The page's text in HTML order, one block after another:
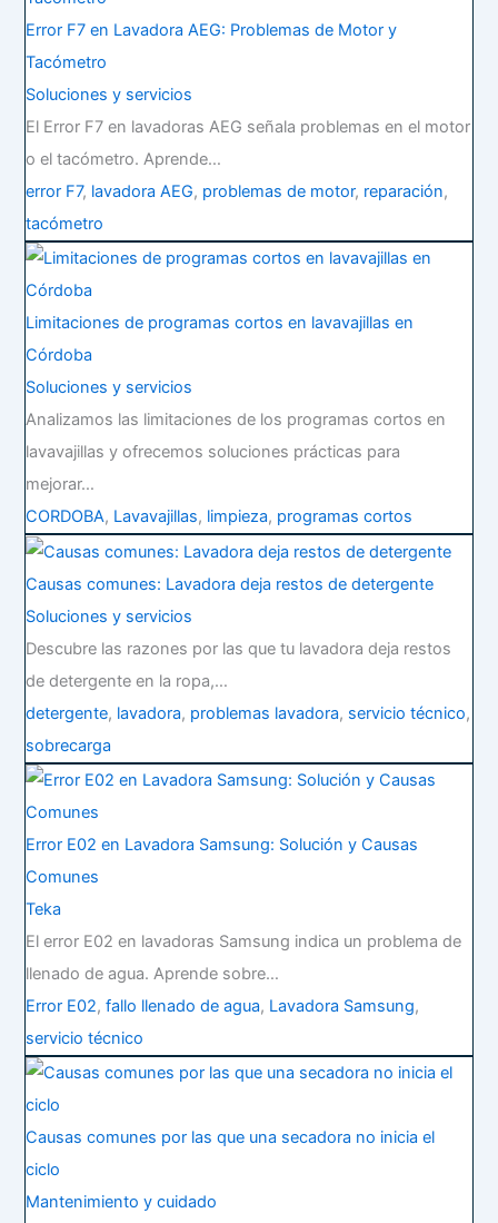
Error F7 en Lavadora AEG: Problemas de Motor y
Tacómetro
Soluciones y servicios
El Error F7 en lavadoras AEG señala problemas en el motor
o el tacómetro. Aprende…
error F7, lavadora AEG, problemas de motor, reparación,
tacómetro
Limitaciones de programas cortos en lavavajillas en
Córdoba
Soluciones y servicios
Analizamos las limitaciones de los programas cortos en
lavavajillas y ofrecemos soluciones prácticas para
mejorar…
CORDOBA, Lavavajillas, limpieza, programas cortos
Causas comunes: Lavadora deja restos de detergente
Soluciones y servicios
Descubre las razones por las que tu lavadora deja restos
de detergente en la ropa,…
detergente, lavadora, problemas lavadora, servicio técnico,
sobrecarga
Error E02 en Lavadora Samsung: Solución y Causas
Comunes
Teka
El error E02 en lavadoras Samsung indica un problema de
llenado de agua. Aprende sobre…
Error E02,fallo llenado de agua, Lavadora Samsung,
servicio técnico
Causas comunes por las que una secadora no inicia el
ciclo
Mantenimiento y cuidado